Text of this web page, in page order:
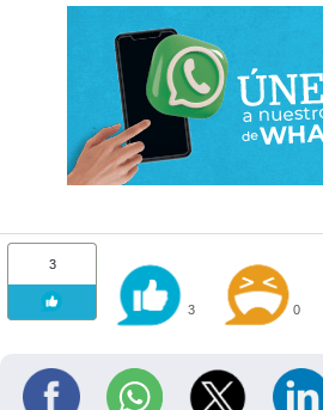
3
3 0